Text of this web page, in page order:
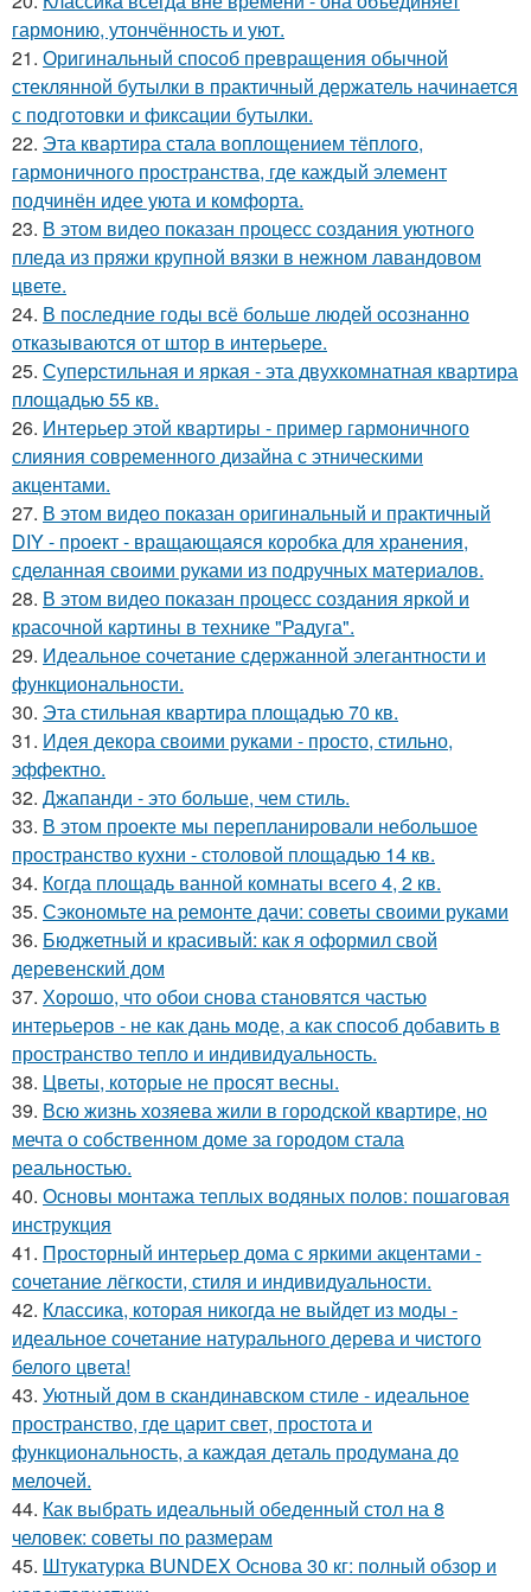
гармонию, утончённость и уют.
21. Оригинальный способ превращения обычной
стеклянной бутылки в практичный держатель начинается
с подготовки и фиксации бутылки.
22. Эта квартира стала воплощением тёплого,
гармоничного пространства, где каждый элемент
подчинён идее уюта и комфорта.
23. В этом видео показан процесс создания уютного
пледа из пряжи крупной вязки в нежном лавандовом
цвете.
24. В последние годы всё больше людей осознанно
отказываются от штор в интерьере.
25. Суперстильная и яркая - эта двухкомнатная квартира
площадью 55 кв.
26. Интерьер этой квартиры - пример гармоничного
слияния современного дизайна с этническими
акцентами.
27. В этом видео показан оригинальный и практичный
DIY - проект - вращающаяся коробка для хранения,
сделанная своими руками из подручных материалов.
28. В этом видео показан процесс создания яркой и
красочной картины в технике "Радуга".
29. Идеальное сочетание сдержанной элегантности и
функциональности.
30. Эта стильная квартира площадью 70 кв.
31. Идея декора своими руками - просто, стильно,
эффектно.
32. Джапанди - это больше, чем стиль.
33. В этом проекте мы перепланировали небольшое
пространство кухни - столовой площадью 14 кв.
34. Когда площадь ванной комнаты всего 4, 2 кв.
35. Сэкономьте на ремонте дачи: советы своими руками
36. Бюджетный и красивый: как я оформил свой
деревенский дом
37. Хорошо, что обои снова становятся частью
интерьеров - не как дань моде, а как способ добавить в
пространство тепло и индивидуальность.
38. Цветы, которые не просят весны.
39. Всю жизнь хозяева жили в городской квартире, но
мечта о собственном доме за городом стала
реальностью.
40. Основы монтажа теплых водяных полов: пошаговая
инструкция
41. Просторный интерьер дома с яркими акцентами -
сочетание лёгкости, стиля и индивидуальности.
42. Классика, которая никогда не выйдет из моды -
идеальное сочетание натурального дерева и чистого
белого цвета!
43. Уютный дом в скандинавском стиле - идеальное
пространство, где царит свет, простота и
функциональность, а каждая деталь продумана до
мелочей.
44. Как выбрать идеальный обеденный стол на 8
человек: советы по размерам
45. Штукатурка BUNDEX Основа 30 кг: полный обзор и